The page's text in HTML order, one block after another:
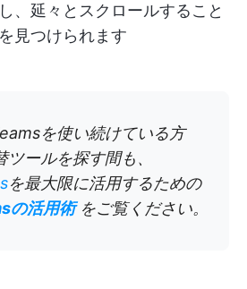
、延々とスクロールすること
見つけられます
を使い続けている方
ールを探す間も、
を最大限に活用するための
の活用術をご覧ください。